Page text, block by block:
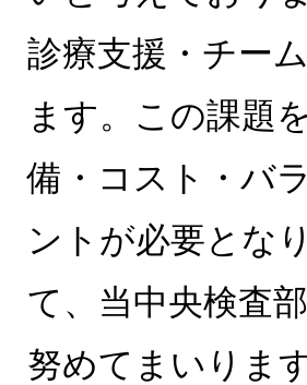
診療支援・チー
ます。この課題
備・コスト・バ
ントが必要とな
て、当中央検査
努めてまいりま